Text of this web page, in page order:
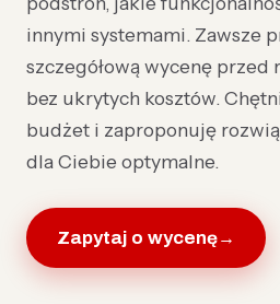
innymi systemami. Zawsze
szczegółową wycenę przed
bez ukrytych kosztów.
budżet i zaproponuję
dla Ciebie optymalne.
Zapytaj o wycenę→